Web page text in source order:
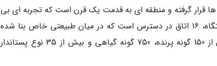
ها قرار گرفته و منطقه ای به قدمت یک قرن است که تجربه ای بی
نظیر و جادویی را برای شما خلق خواهد نمود. در این اقامتگاه، 16 اتاق در دسترس است که در میان طبیعتی خاص بنا شده
اند. در طبیعت این اقامتگاه سازگار با محیط زیست، بیش از 150 گونه پرنده، 750 گونه گیاهی و بیش از 35 نوع پستاندار